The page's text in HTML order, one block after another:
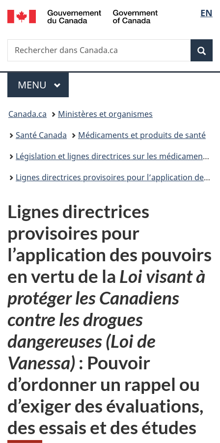
Passer
au
principal
Passer
à
Au
du
Passer
à
version
simplifiée
de
la
EN
Recherche
Rechercher
dans
Menu
MENU PRINCIPAL
Vous
êtes
ici :
Canada.ca
Ministères et organismes
Santé Canada
Médicaments et produits de santé
Législation et lignes directrices sur les médicaments et produits de santé
Lignes directrices provisoires pour l’application des pouvoirs en vertu de la Loi visant à protéger les Canadiens contre les drogues dangereuses (Loi de Vanessa) : Aperçu
Lignes directrices
provisoires pour
l’application des pouvoirs
en vertu de la Loi visant à
protéger les Canadiens
contre les drogues
dangereuses (Loi de
Vanessa) : Pouvoir
d’ordonner un rappel ou
d’exiger des évaluations,
des essais et des études